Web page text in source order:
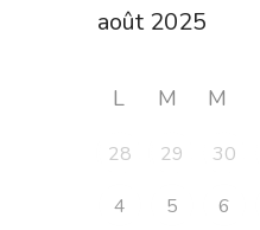
L M M
28 29 30
4
5 6